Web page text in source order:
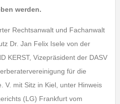
werden.
Rechtsanwalt und Fachanwalt
Dr. Jan Felix Isele von der
KERST, Vizepräsident der DASV
für die
V. mit Sitz in Kiel, unter Hinweis
(LG) Frankfurt vom